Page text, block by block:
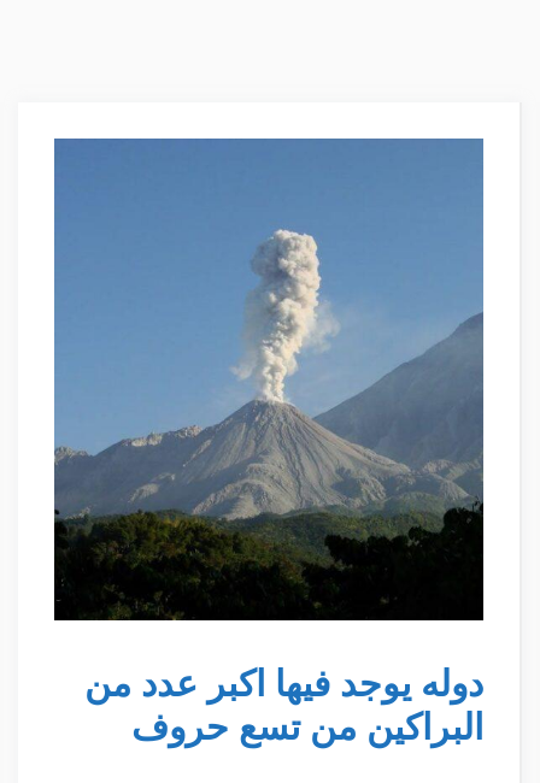
دوله يوجد فيها اكبر عدد من
البراكين من تسع حروف